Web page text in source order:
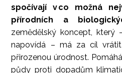
spočívají v co možná
přírodních a
zemědělský koncept, který
napovídá –⁠ má za cíl
přirozenou úrodnost.
půdy proti dopadům